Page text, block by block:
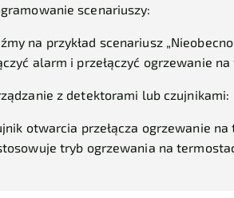
scenariuszy:
na przykład scenariusz
alarm i przełączyć ogrzewanie
z detektorami lub czujnikami:
otwarcia przełącza ogrzewanie
tryb ogrzewania na